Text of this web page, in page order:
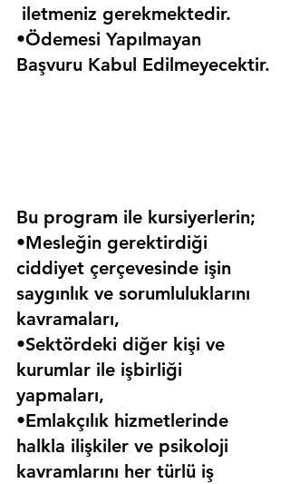
iletmeniz gerekmektedir.
•Ödemesi Yapılmayan
Başvuru Kabul Edilmeyecektir.
Bu program ile kursiyerlerin;
•Mesleğin gerektirdiği
ciddiyet çerçevesinde işin
saygınlık ve sorumluluklarını
kavramaları,
•Sektördeki diğer kişi ve
kurumlar ile işbirliği
yapmaları,
•Emlakçılık hizmetlerinde
halkla ilişkiler ve psikoloji
kavramlarını her türlü iş